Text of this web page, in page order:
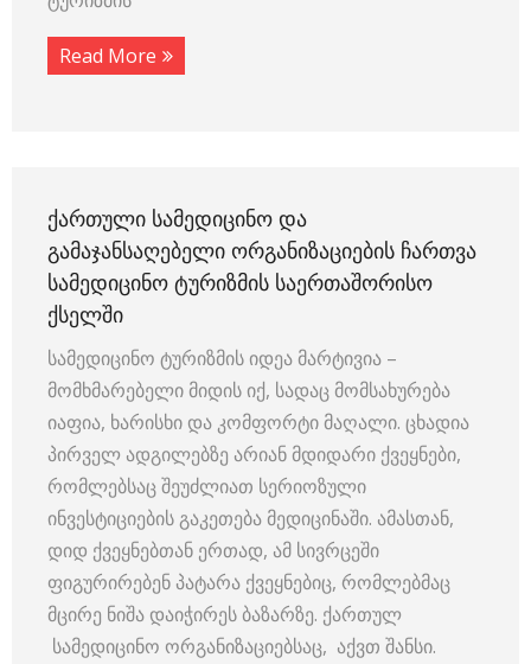
Read More
ᲥᲐᲠᲗᲣᲚᲘ ᲡᲐᲛᲔᲓᲘᲪᲘᲜᲝ ᲓᲐ
ᲒᲐᲛᲐᲯᲐᲜᲡᲐᲦᲔᲑᲔᲚᲘ ᲝᲠᲒᲐᲜᲘᲖᲐᲪᲘᲔᲑᲘᲡ ᲩᲐᲠᲗᲕᲐ
ᲡᲐᲛᲔᲓᲘᲪᲘᲜᲝ ᲢᲣᲠᲘᲖᲛᲘᲡ ᲡᲐᲔᲠᲗᲐᲨᲝᲠᲘᲡᲝ
ᲥᲡᲔᲚᲨᲘ
სამედიცინო ტურიზმის იდეა მარტივია –
მომხმარებელი მიდის იქ, სადაც მომსახურება
იაფია, ხარისხი და კომფორტი მაღალი. ცხადია
პირველ ადგილებზე არიან მდიდარი ქვეყნები,
რომლებსაც შეუძლიათ სერიოზული
ინვესტიციების გაკეთება მედიცინაში. ამასთან,
დიდ ქვეყნებთან ერთად, ამ სივრცეში
ფიგურირებენ პატარა ქვეყნებიც, რომლებმაც
მცირე ნიშა დაიჭირეს ბაზარზე. ქართულ
სამედიცინო ორგანიზაციებსაც, აქვთ შანსი.